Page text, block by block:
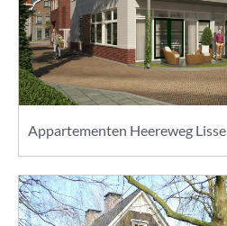
Appartementen Heereweg Lisse